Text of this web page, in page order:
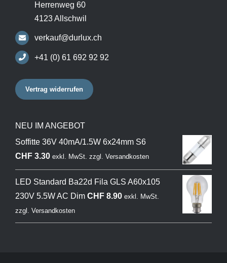
Herrenweg 60
4123 Allschwil
verkauf@durlux.ch
+41 (0) 61 692 92 92
Vertrag widerrufen
NEU IM ANGEBOT
Soffitte 36V 40mA/1.5W 6x24mm S6
CHF3.30 exkl. MwSt. zzgl. Versandkosten
LED Standard Ba22d Fila GLS A60x105
230V 5.5W AC Dim CHF8.90 exkl. MwSt.
zzgl. Versandkosten